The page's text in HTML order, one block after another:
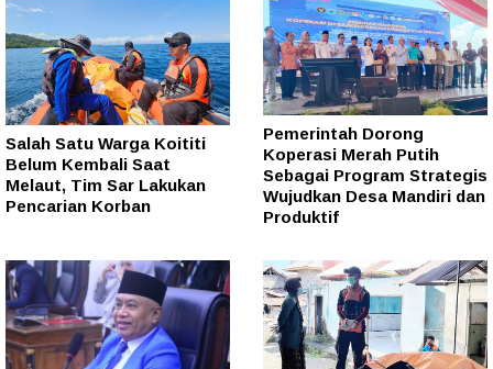
Salah Satu Warga Koititi
Belum Kembali Saat
Melaut, Tim Sar Lakukan
Pencarian Korban
Pemerintah Dorong
Koperasi Merah Putih
Sebagai Program Strategis
Wujudkan Desa Mandiri dan
Produktif